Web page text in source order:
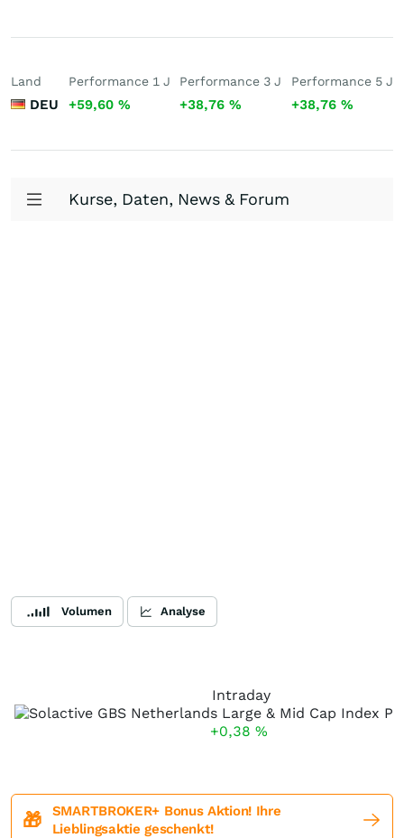
Land
DEU
Performance 1 J
+59,60 %
Performance 3 J
+38,76%
Performance 5 J
+38,76 %
Kurse, Daten, News & Forum
Volumen Analyse
Intraday
+0,38 %
🎁
SMARTBROKER+ Bonus Aktion! Ihre
Lieblingsaktie geschenkt!